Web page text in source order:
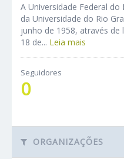
A Universidade Federal
da Universidade do Rio
junho de 1958, através de
18 de... Leia mais
Seguidores
0
ORGANIZAÇÕES